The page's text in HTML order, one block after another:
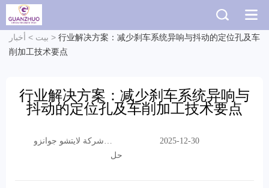
بيت > أخبار > 行业解决方案：减少刹车系统异响与抖动的定位孔及车
削加工技术要点
行业解决方案：减少刹车系统异响与
抖动的定位孔及车削加工技术要点
شركة لايتشو جوانزو
2025-12-30
حل